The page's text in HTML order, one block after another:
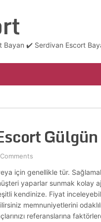
Bayan ✔️ Serdivan Escort
Gülgün
için genellikle tür.
yaparlar sunmak kolay
kendinize. Fiyat
memnuniyetlerini
referanslarına